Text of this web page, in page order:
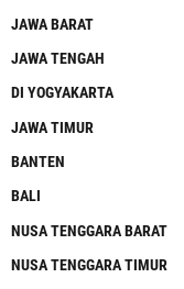
JAWA BARAT
JAWA TENGAH
DI YOGYAKARTA
JAWA TIMUR
BANTEN
BALI
NUSA TENGGARA BARAT
NUSA TENGGARA TIMUR